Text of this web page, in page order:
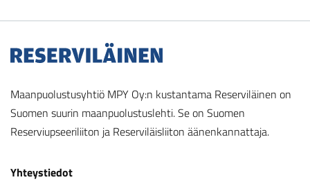
Maanpuolustusyhtiö MPY Oy:n kustantama Reserviläinen on
Suomen suurin maanpuolustuslehti. Se on Suomen
Reserviupseeriliiton ja Reserviläisliiton äänenkannattaja.
Yhteystiedot